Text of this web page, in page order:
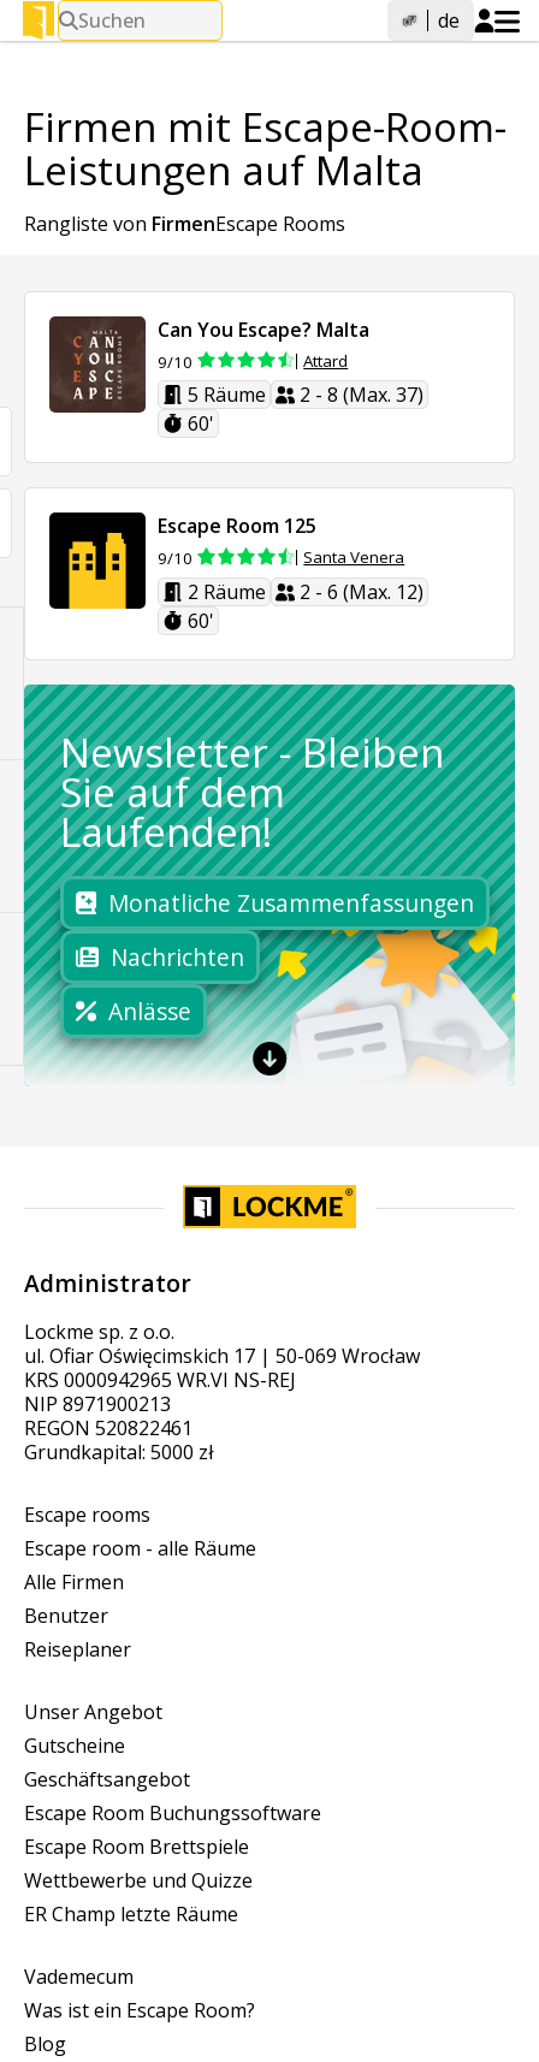
Suchen de
Firmen mit Escape-Room-
Leistungen auf Malta
Rangliste von FirmenEscape Rooms
Can You Escape? Malta
9/10 Attard
5 Räume
2 - 8 (Max. 37)
60'
Escape Room 125
9/10 Santa Venera
2 Räume
2 - 6 (Max. 12)
60'
Newsletter -Bleiben
Sie auf dem
Laufenden!
Monatliche Zusammenfassungen
Nachrichten
Anlässe
Administrator
Lockme sp. z o.o.
ul. Ofiar Oświęcimskich 17 | 50-069 Wrocław
KRS 0000942965 WR.VI NS-REJ
NIP 8971900213
REGON 520822461
Grundkapital: 5000 zł
Escape rooms
Escape room - alle Räume
Alle Firmen
Benutzer
Reiseplaner
Unser Angebot
Gutscheine
Geschäftsangebot
Escape Room Buchungssoftware
Escape Room Brettspiele
Wettbewerbe und Quizze
ER Champ letzte Räume
Vademecum
Was ist ein Escape Room?
Blog